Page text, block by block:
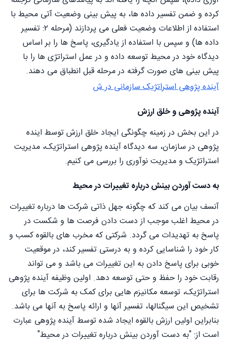
کرده و ضمن تفسیر داده ها، به پیش بینی وضعیت آتی محیط با
استفاده از اطلاعات وضعیت فعلی می پردازند (مرحله ۲: تفسیر
داده ها) و سپس با استفاده از یادگیری، پاسخ ها را بر اساس
دیدگاه خود در محیط توسعه داده و در عمل استراتژی ها را با
پیش بینی های صورت گرفته در مرحله قبل انطباق می دهند.
آینده پژوهی استراتژیک سازمانی در ش
آینده پژوهی و خلق ارزش
در این بخش در زمینه چگونگی ایجاد خلق ارزش توسط اینده
پژوهی در سازمان، سه دیدگاه آینده پژوهی استراتژیک، مدیریت
استراتژیک و مدیریت نوآوری را بررسی می کنیم.
به دست آوردن بینش درباره تغییرات در محيط
آنسف بیان می کند که چگونه جهل ذاتی شرکت ها درباره تغییرات
در محیط اغلب موجب از دست دادن فرصت ها و شکست در
پاسخ به تهدیدات می گردد. شرکتی که مخرب های بالقوه کسب و
کار خود را شناسایی کرده و به درستی تفسیر کند، در موقعیت
خوبی برای پاسخ دادن به این تغییرات می باشد و می تواند
رقابت خود را حفظ و حتی توسعه دهد. اولین وظیفه آینده پژوهی
استراتژیک، توسعه مکانیزم هایی برای کمک به شرکت ها برای
تشخیص این سیگنالها، تفسیر آنها و ارائه پاسخ به آنها می باشد.
بنابراین اولین ارزش بالقوه ایجاد شده توسط آینده پژوهی عبارت
است از: "به دست آوردن بینش درباره تغییرات در محيط"